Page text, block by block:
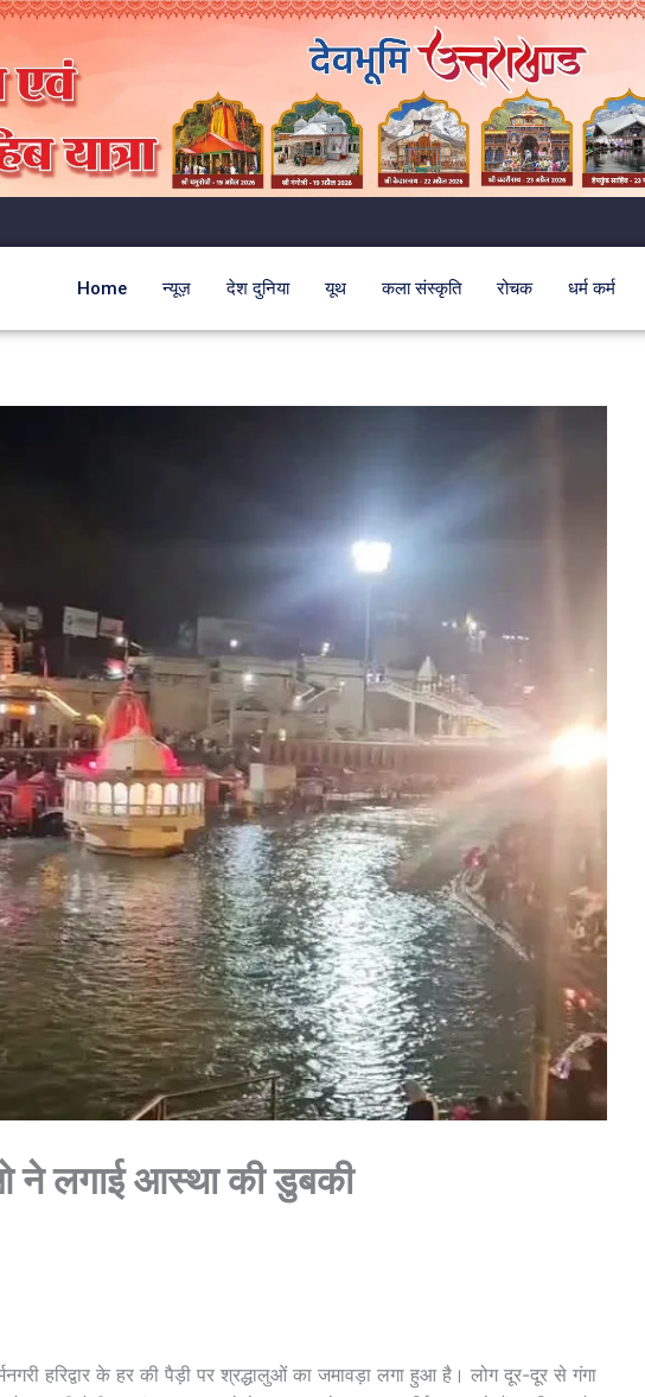
Home न्यूज़ देश दुनिया यूथ कला संस्कृति रोचक धर्म कर्म
ने लगाई आस्था की डुबकी
हरिद्वार के हर की पैड़ी पर श्रद्धालुओं का जमावड़ा लगा हुआ है। लोग दूर-दूर से गंगा